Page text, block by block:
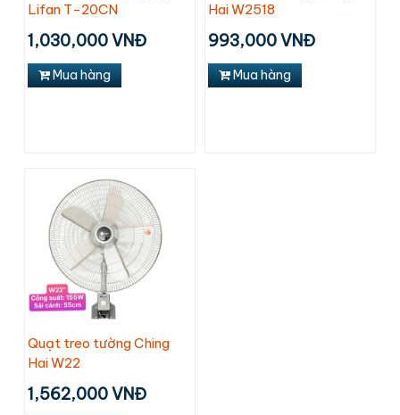
Lifan T-20CN
1,030,000 VNĐ
Mua hàng
Hai W2518
993,000 VNĐ
Mua hàng
Quạt treo tường Ching
Hai W22
1,562,000 VNĐ